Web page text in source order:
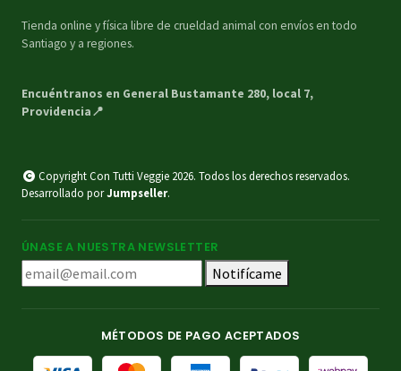
Tienda online y física libre de crueldad animal con envíos en todo
Santiago y a regiones.
Encuéntranos en General Bustamante 280, local 7,
Providencia📍
Copyright Con Tutti Veggie 2026. Todos los derechos reservados.
Desarrollado porJumpseller.
ÚNASE A NUESTRA NEWSLETTER
Notifícame
MÉTODOS DE PAGO ACEPTADOS